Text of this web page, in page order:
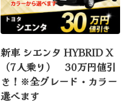
新車 シエンタ HYBRID X
（7人乗り） 30万円値引
き！※全グレード・カラー
選べます